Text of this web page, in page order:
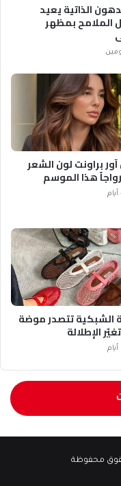
الذاتية يعيد
الملامح بمظهر
براونت لون الشعر
رواجاً هذا الموسم
الشبكية تتصدر موضة